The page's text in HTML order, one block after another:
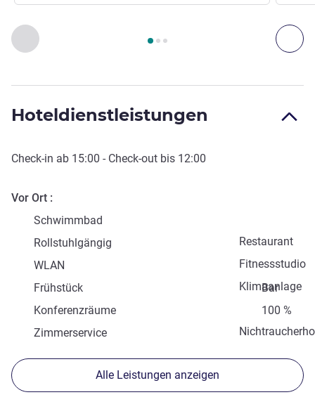
Zurück - Kunst, Kultur und Unterhaltung
Seite1 , Kunst, Kultur und Unterhaltung 1 :, Kunst,
Hoteldienstleistungen
Check-in ab 15:00 - Check-out bis 12:00
Vor Ort
Schwimmbad
Restaurant
Rollstuhlgängig
Fitnessstudio
WLAN
Klimaanlage
Frühstück
Bar
Konferenzräume
100 %
Zimmerservice
Alle Leistungen anzeigen